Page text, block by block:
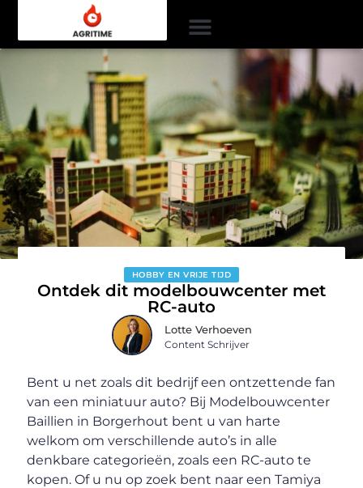
HOBBY EN VRIJE TIJD
Ontdek dit modelbouwcenter met
RC-auto
Lotte Verhoeven
Content Schrijver
Bent u net zoals dit bedrijf een ontzettende fan
van een miniatuur auto? Bij Modelbouwcenter
Baillien in Borgerhout bent u van harte
welkom om verschillende auto’s in alle
denkbare categorieën, zoals een RC-auto te
kopen. Of u nu op zoek bent naar een Tamiya